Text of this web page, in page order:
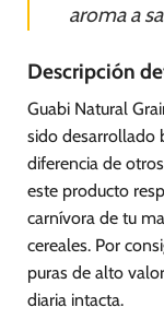
aroma a
Descripción
Guabi Natural
sido desarrollado
diferencia de
este producto
carnívora de tu
cereales. Por
puras de alto
diaria intacta.